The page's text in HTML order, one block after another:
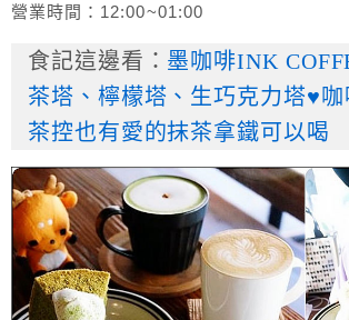
營業時間：12:00~01:00
食記這邊看： 墨咖啡INK
茶塔、檸檬塔、生巧克力塔♥
茶控也有愛的抹茶拿鐵可以喝